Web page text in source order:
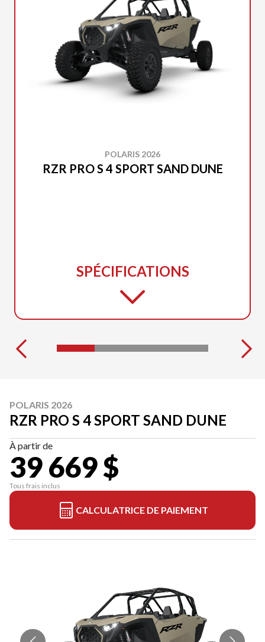
POLARIS 2026
RZR PRO S 4 SPORT SAND DUNE
SPÉCIFICATIONS
POLARIS 2026
RZR PRO S 4 SPORT SAND DUNE
À partir de
39 669 $
Tous frais inclus
CALCULATRICE DE PAIEMENT